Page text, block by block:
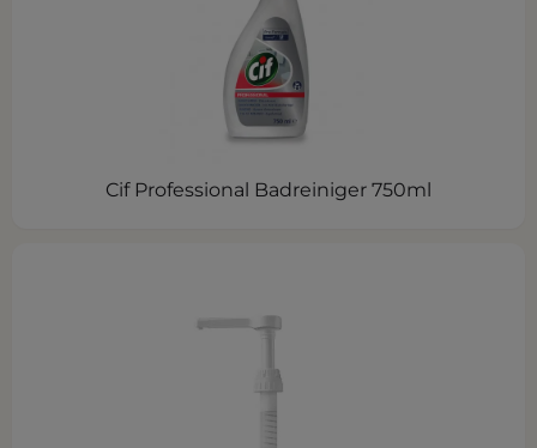
Cif Professional Badreiniger 750ml